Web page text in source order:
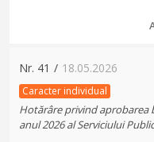
Nr. 41 / 18.05.2026
Caracter individual
Hotărâre privind aprobarea
anul 2026 al Serviciului